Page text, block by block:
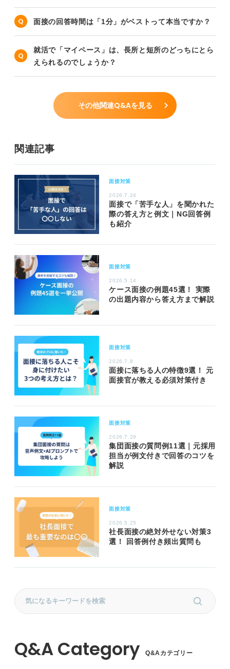
面接の回答時間は「1分」がベストって本当ですか？
就活で「マイペース」は、長所と短所のどっちにとら
えられるのでしょうか？
その他関連Q&Aを見る
関連記事
面接対策
2026.7.24
面接で「苦手な人」を聞かれた
際の答え方と例文｜NG回答例
も紹介
面接対策
2026.5.14
ケース面接の例題45選！ 実際
の出題内容から答え方まで解説
面接対策
2026.7.8
面接に落ちる人の特徴9選！ 元
面接官が教える必須対策付き
面接対策
2026.7.29
集団面接の質問例11選｜元採用
担当が例文付きで回答のコツを
解説
面接対策
2026.5.25
社長面接の絶対外せない対策3
選！ 回答例付き頻出質問も
Q&Aカテゴリー